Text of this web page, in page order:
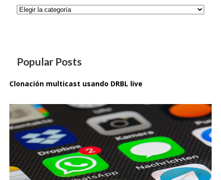
Categorías
Popular Posts
Clonación multicast usando DRBL live